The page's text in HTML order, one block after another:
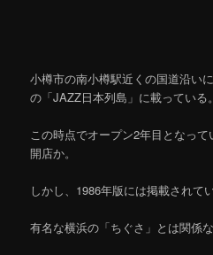
小樽市の南小樽駅近くの国道沿い
の「JAZZ日本列島」に載っている。
この時点でオープン2年目となっ
開店か。
しかし、1986年版には掲載されてい
有名な横浜の「ちぐさ」とは関係